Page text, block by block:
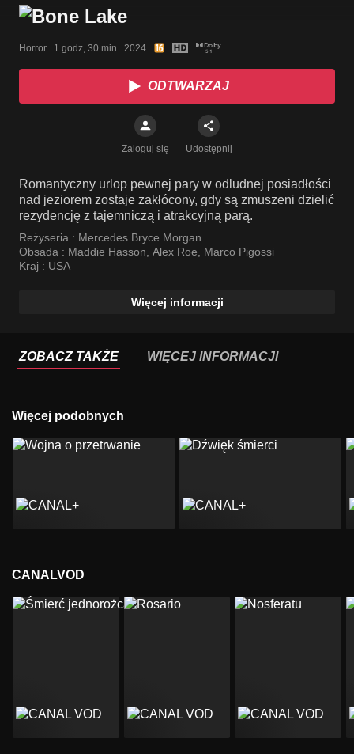
Horror   1 godz, 30 min   2024
ODTWARZAJ
Zaloguj się Udostępnij
Romantyczny urlop pewnej pary w odludnej posiadłości
nad jeziorem zostaje zakłócony, gdy są zmuszeni dzielić
rezydencję z tajemniczą i atrakcyjną parą.
Reżyseria : Mercedes Bryce Morgan
Obsada : Maddie Hasson, Alex Roe, Marco Pigossi
Kraj : USA
Więcej informacji
ZOBACZ TAKŻE WIĘCEJ INFORMACJI
Więcej podobnych
CANALVOD